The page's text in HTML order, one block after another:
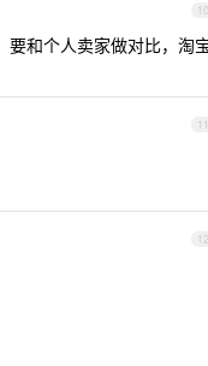
10
要和个人卖家做对比，淘
11
12